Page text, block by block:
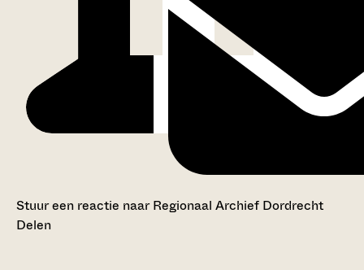
Stuur een reactie naar Regionaal Archief Dordrecht
Delen